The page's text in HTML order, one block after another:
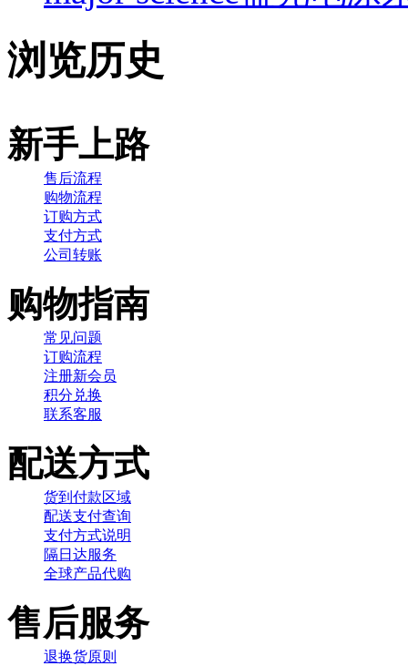
浏览历史
新手上路
售后流程
购物流程
订购方式
支付方式
公司转账
购物指南
常见问题
订购流程
注册新会员
积分兑换
联系客服
配送方式
货到付款区域
配送支付查询
支付方式说明
隔日达服务
全球产品代购
售后服务
退换货原则